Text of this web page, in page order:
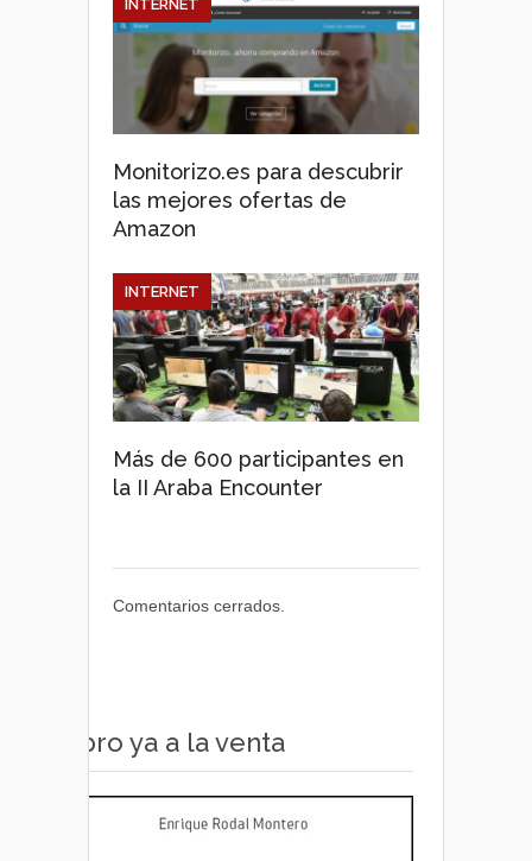
Monitorizo.es para descubrir
las mejores ofertas de
Amazon
INTERNET
Más de 600 participantes en
la II Araba Encounter
INTERNET
Comentarios cerrados.
Libro ya a la venta